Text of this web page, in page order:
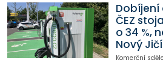
Dobíjení
ČEZ
o 34 %,
Nový
Komerční